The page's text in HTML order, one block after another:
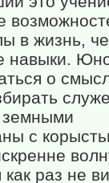
в жизнь,
навыки.
о
с
раз не